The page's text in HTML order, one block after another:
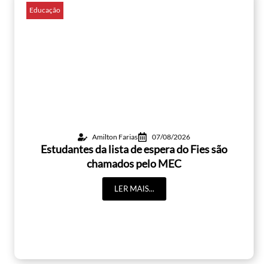
Educação
Amilton Farias 07/08/2026
Estudantes da lista de espera do Fies são
chamados pelo MEC
LER MAIS...